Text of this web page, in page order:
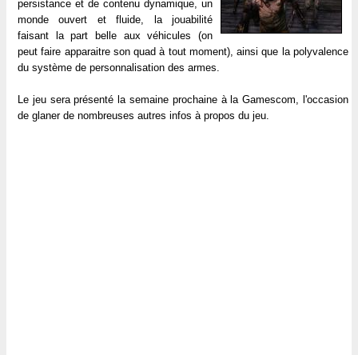
persistance et de contenu dynamique, un
monde ouvert et fluide, la jouabilité
faisant la part belle aux véhicules (on
peut faire apparaitre son quad à tout moment), ainsi que la polyvalence
du système de personnalisation des armes.
Le jeu sera présenté la semaine prochaine à la Gamescom, l'occasion
de glaner de nombreuses autres infos à propos du jeu.